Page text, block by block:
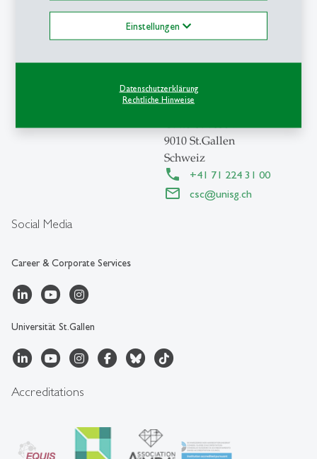
Einstellungen
Datenschutzerklärung
Rechtliche Hinweise
Social Media
Career & Corporate Services
Universität St.Gallen
Contact
Services
Universität St.Gallen
9010 St.Gallen
Schweiz
+41 71 224 31 00
csc@unisg.ch
Accreditations